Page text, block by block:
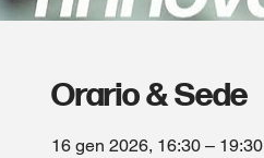
Orario & Sede
16 gen 2026, 16:30 – 19:30